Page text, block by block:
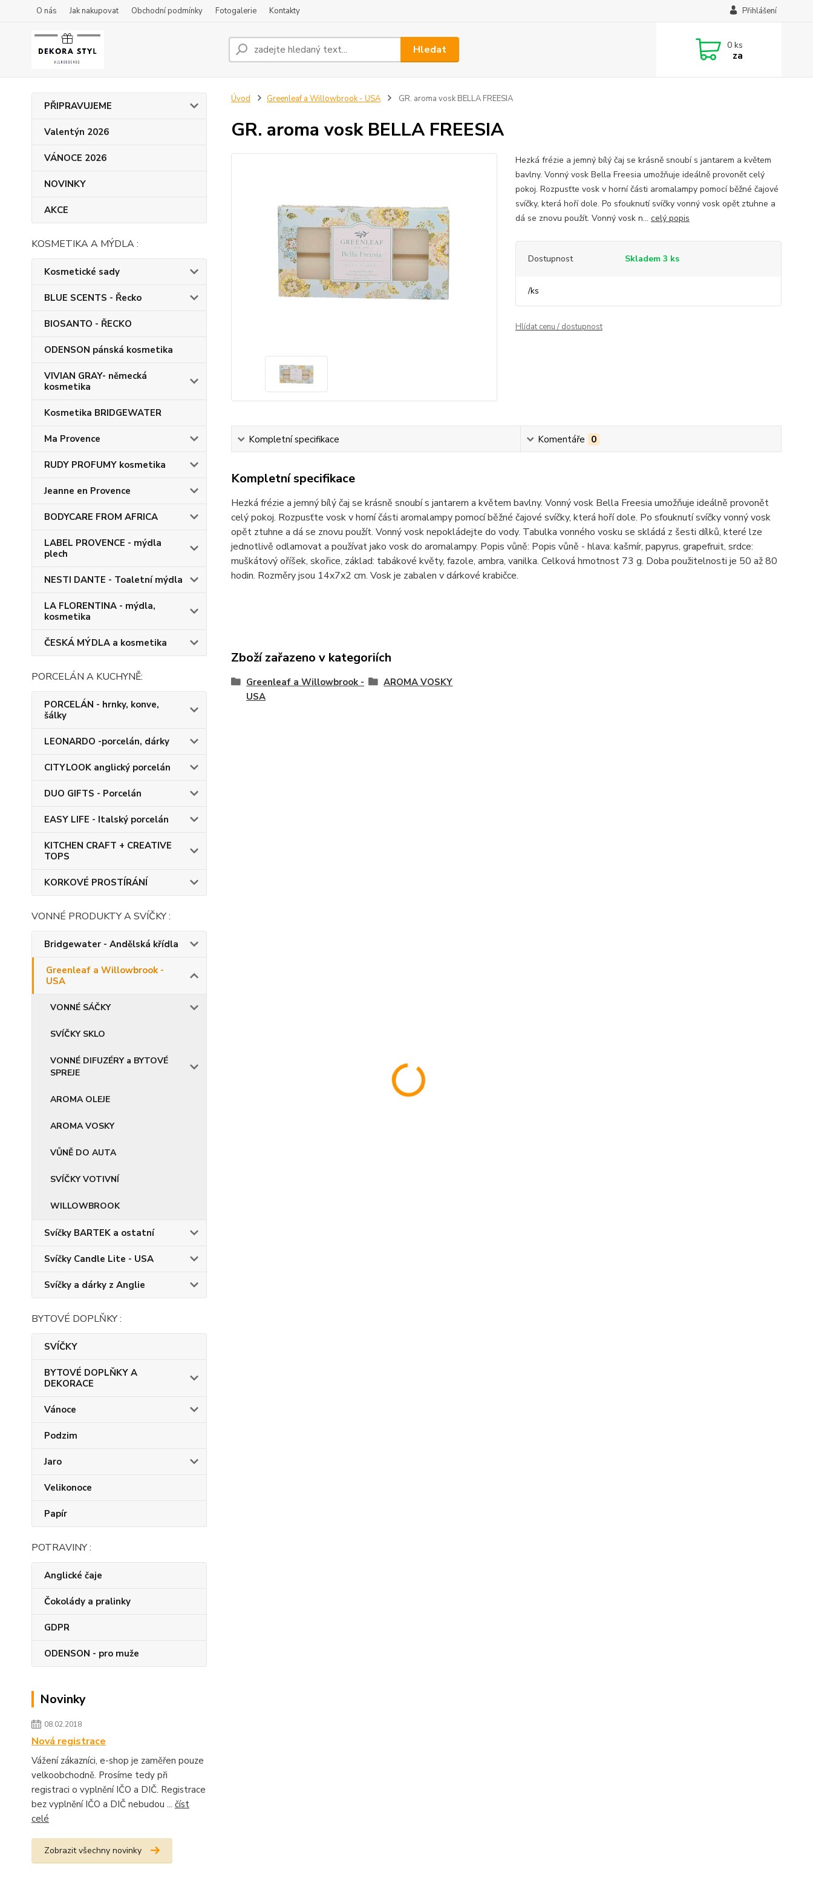
O nás Jak nakupovat Obchodní podmínky Fotogalerie Kontakty Přihlášení
Hledat 0 ks
za
PŘIPRAVUJEME
Valentýn 2026
VÁNOCE 2026
NOVINKY
AKCE
KOSMETIKA A MÝDLA :
Kosmetické sady
BLUE SCENTS - Řecko
BIOSANTO - ŘECKO
ODENSON pánská kosmetika
VIVIAN GRAY- německá
kosmetika
Kosmetika BRIDGEWATER
Ma Provence
RUDY PROFUMY kosmetika
Jeanne en Provence
BODYCARE FROM AFRICA
LABEL PROVENCE - mýdla
plech
NESTI DANTE - Toaletní mýdla
LA FLORENTINA - mýdla,
kosmetika
ČESKÁ MÝDLA a kosmetika
PORCELÁN A KUCHYNĚ:
PORCELÁN - hrnky, konve,
šálky
LEONARDO -porcelán, dárky
CITYLOOK anglický porcelán
DUO GIFTS - Porcelán
EASY LIFE - Italský porcelán
KITCHEN CRAFT + CREATIVE
TOPS
KORKOVÉ PROSTÍRÁNÍ
VONNÉ PRODUKTY A SVÍČKY :
Bridgewater - Andělská křídla
Greenleaf a Willowbrook -
USA
VONNÉ SÁČKY
SVÍČKY SKLO
VONNÉ DIFUZÉRY a BYTOVÉ
SPREJE
AROMA OLEJE
AROMA VOSKY
VŮNĚ DO AUTA
SVÍČKY VOTIVNÍ
WILLOWBROOK
Svíčky BARTEK a ostatní
Svíčky Candle Lite - USA
Svíčky a dárky z Anglie
BYTOVÉ DOPLŇKY :
SVÍČKY
BYTOVÉ DOPLŇKY A
DEKORACE
Vánoce
Podzim
Jaro
Velikonoce
Papír
POTRAVINY :
Anglické čaje
Čokolády a pralinky
GDPR
ODENSON - pro muže
Novinky
08.02.2018
Nová registrace
Vážení zákazníci, e-shop je zaměřen pouze
velkoobchodně. Prosíme tedy při
registraci o vyplnění IČO a DIČ. Registrace
bez vyplnění IČO a DIČ nebudou ... číst
celé
Zobrazit všechny novinky
Úvod Greenleaf a Willowbrook - USA GR. aroma vosk BELLA FREESIA
GR. aroma vosk BELLA FREESIA
Hezká frézie a jemný bílý čaj se krásně snoubí s jantarem a květem
bavlny. Vonný vosk Bella Freesia umožňuje ideálně provonět celý
pokoj. Rozpusťte vosk v horní části aromalampy pomocí běžné čajové
svíčky, která hoří dole. Po sfouknutí svíčky vonný vosk opět ztuhne a
dá se znovu použít. Vonný vosk n... celý popis
Dostupnost Skladem 3 ks
/ks
Hlídat cenu / dostupnost
Kompletní specifikace Komentáře 0
Kompletní specifikace
Hezká frézie a jemný bílý čaj se krásně snoubí s jantarem a květem bavlny. Vonný vosk Bella Freesia umožňuje ideálně provonět
celý pokoj. Rozpusťte vosk v horní části aromalampy pomocí běžné čajové svíčky, která hoří dole. Po sfouknutí svíčky vonný vosk
opět ztuhne a dá se znovu použít. Vonný vosk nepokládejte do vody. Tabulka vonného vosku se skládá z šesti dílků, které lze
jednotlivě odlamovat a používat jako vosk do aromalampy. Popis vůně: Popis vůně - hlava: kašmír, papyrus, grapefruit, srdce:
muškátový oříšek, skořice, základ: tabákové květy, fazole, ambra, vanilka. Celková hmotnost 73 g. Doba použitelnosti je 50 až 80
hodin. Rozměry jsou 14x7x2 cm. Vosk je zabalen v dárkové krabičce.
Zboží zařazeno v kategoriích
Greenleaf a Willowbrook -
USA
AROMA VOSKY